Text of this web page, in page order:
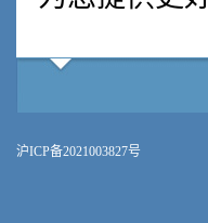
沪ICP备2021003827号